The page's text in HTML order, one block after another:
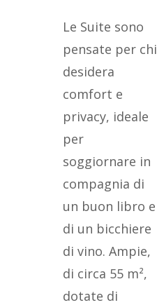
Le Suite sono
pensate per chi
desidera
comfort e
privacy, ideale
per
soggiornare in
compagnia di
un buon libro e
di un bicchiere
di vino. Ampie,
di circa 55 m²,
dotate di